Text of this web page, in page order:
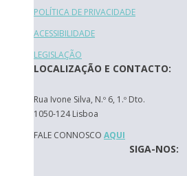
POLÍTICA DE PRIVACIDADE
ACESSIBILIDADE
LEGISLAÇÃO
LOCALIZAÇÃO E CONTACTO:
Rua Ivone Silva, N.º 6, 1.º Dto.
1050-124 Lisboa
FALE CONNOSCO AQUI
SIGA-NOS: